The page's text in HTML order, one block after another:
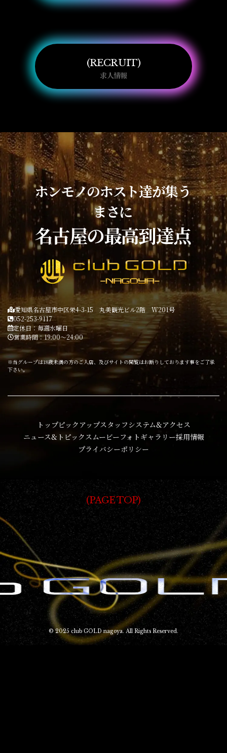
RECRUIT
求人情報
ホンモノのホスト達が集う
まさに
名古屋の最高到達点
愛知県名古屋市中区栄4-3-15 丸美観光ビル2階 W201号
052-253-9117
定休日：毎週水曜日
営業時間：19:00～24:00
※当グループは18歳未満の方のご入店、及びサイトの閲覧はお断りしております事をご了承
下さい。
トップピックアップスタッフ システム&アクセス
ニュース&トピックスムービーフォトギャラリー採用情報
プライバシーポリシー
PAGE TOP
© 2025 club GOLD nagoya. All Rights Reserved.